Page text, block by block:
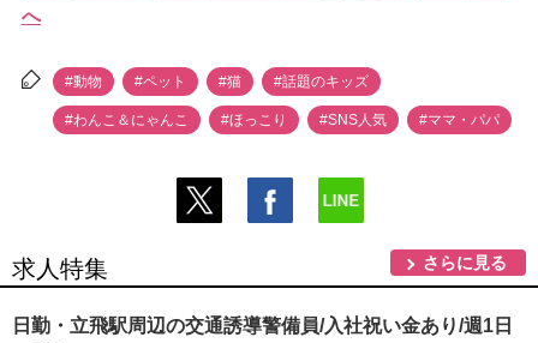
へ
#動物 #ペット #猫 #話題のキッズ
#わんこ＆にゃんこ #ほっこり #SNS人気 #ママ・パパ
求人特集 さらに見る
日勤・立飛駅周辺の交通誘導警備員/入社祝い金あり/週1日